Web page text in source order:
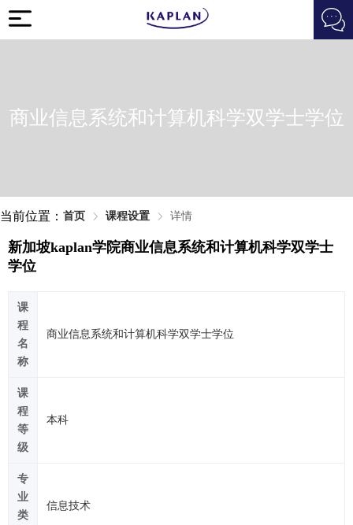
商业信息系统和计算机科学双学士学位
当前位置： 首页 课程设置 详情
新加坡kaplan学院商业信息系统和计算机科学双学士
学位
课
程
名
称
商业信息系统和计算机科学双学士学位
课
程
等
级
本科
专
业
类
信息技术